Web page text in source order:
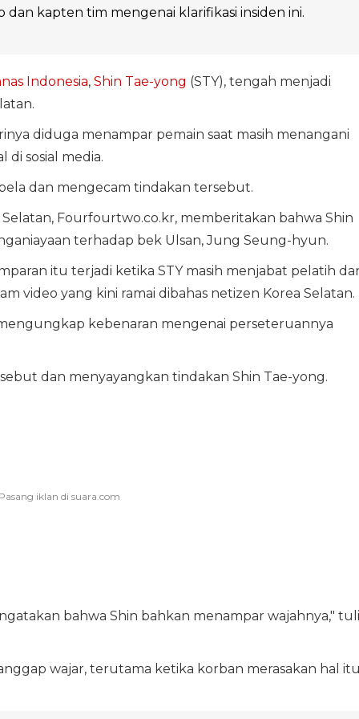
dan kapten tim mengenai klarifikasi insiden ini.
Indonesia, Shin Tae-yong (STY), tengah menjadi
diduga menampar pemain saat masih menangani
di sosial media.
dan mengecam tindakan tersebut.
Fourfourtwo.co.kr, memberitakan bahwa Shin
terhadap bek Ulsan, Jung Seung-hyun.
itu terjadi ketika STY masih menjabat pelatih
video yang kini ramai dibahas netizen Korea Selatan.
kebenaran mengenai perseteruannya
dan menyayangkan tindakan Shin Tae-yong.
bahwa Shin bahkan menampar wajahnya,"
wajar, terutama ketika korban merasakan hal